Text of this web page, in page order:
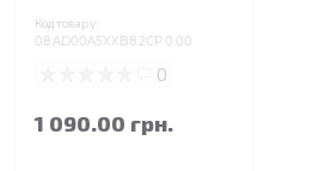
Код товару:
08.AD00A5XXB8.2CP.0.00
0
1 090.00 грн.